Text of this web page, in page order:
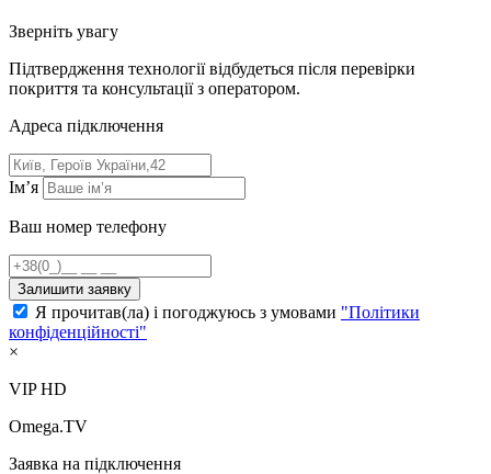
Зверніть увагу
Підтвердження технології відбудеться після перевірки
покриття та консультації з оператором.
Адресa підключення
Ім’я
Ваш номер телефону
Залишити заявку
Я прочитав(ла) і погоджуюсь з умовами "Політики
конфіденційності"
×
VIP HD
Omega.TV
Заявка на підключення